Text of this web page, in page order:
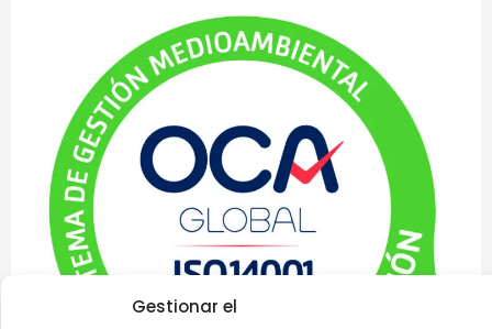
Gestionar el